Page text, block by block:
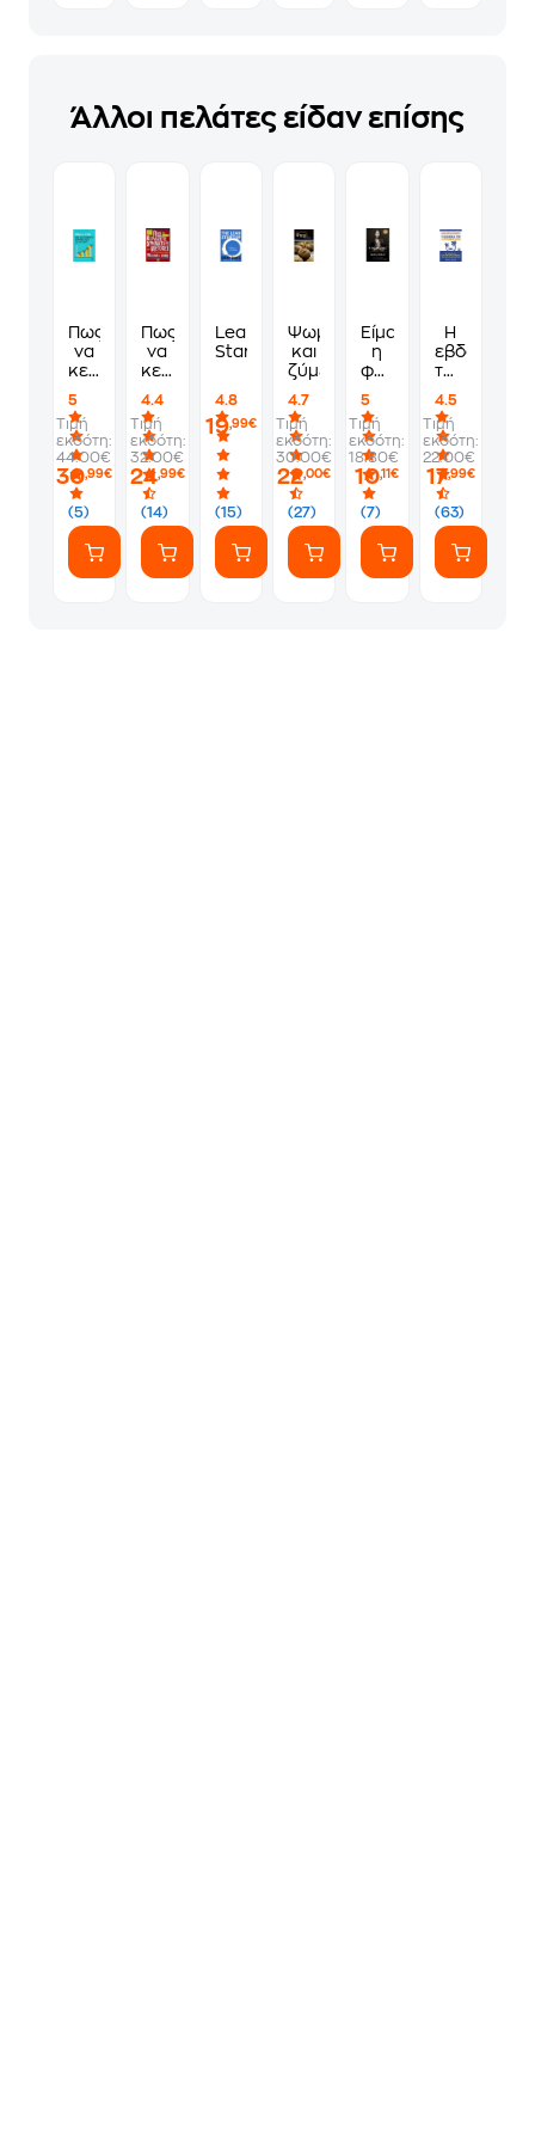
Άλλοι πελάτες είδαν επίσης
Πως
να
κερδίζετε
από
τις
μετοχές
5
(5)
Τιμή
εκδότη:
44.00€
30,99€
Πως
να
κερδίζετε
από
τις
μετοχές
4.4
(14)
Τιμή
εκδότη:
32.00€
24,99€
Lean
Startup
4.8
(15)
19,99€
Ψωμί
και
ζύμες
4.7
(27)
Τιμή
εκδότη:
30.00€
22,00€
Είμαι
η
φωνή
5
(7)
Τιμή
εκδότη:
18.80€
10,11€
Η
εβδομάδα
των
εργάσιμων
ωρών
4.5
(63)
Τιμή
εκδότη:
22.00€
17,99€